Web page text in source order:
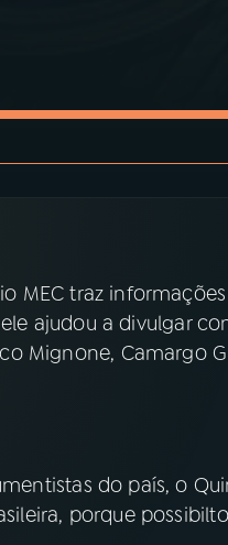
MEC traz
ajudou a divulgar
Mignone, Camargo
do país, o
porque